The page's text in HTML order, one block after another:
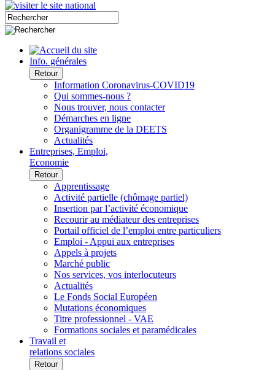
Info. générales
Retour
Information Coronavirus-COVID19
Qui sommes-nous ?
Nous trouver, nous contacter
Démarches en ligne
Organigramme de la DEETS
Actualités
Entreprises, Emploi,
Economie
Retour
Apprentissage
Activité partielle (chômage partiel)
Insertion par l’activité économique
Recourir au médiateur des entreprises
Portail officiel de l’emploi entre particuliers
Emploi - Appui aux entreprises
Appels à projets
Marché public
Nos services, vos interlocuteurs
Actualités
Le Fonds Social Européen
Mutations économiques
Titre professionnel - VAE
Formations sociales et paramédicales
Travail et
relations sociales
Retour